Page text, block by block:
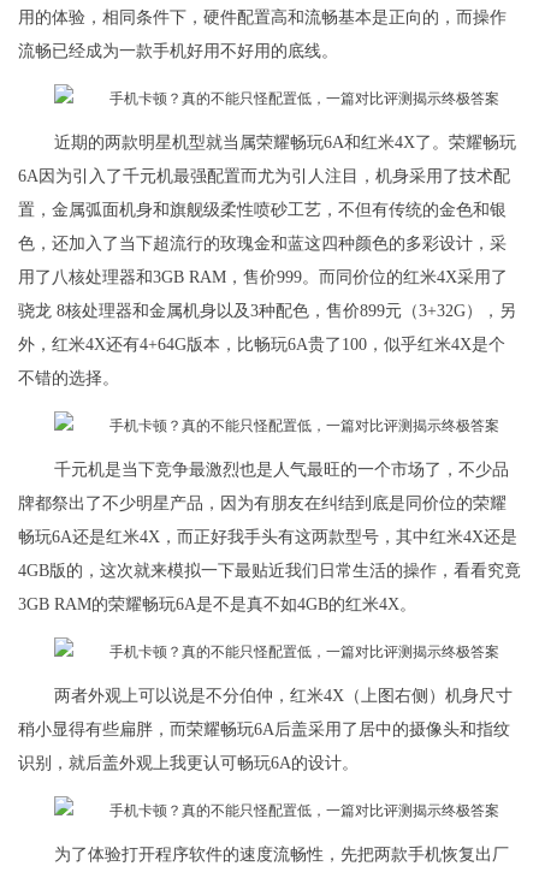
用的体验，相同条件下，硬件配置高和流畅基本是正向的，而操作
流畅已经成为一款手机好用不好用的底线。
近期的两款明星机型就当属荣耀畅玩6A和红米4X了。荣耀畅玩
6A因为引入了千元机最强配置而尤为引人注目，机身采用了技术配
置，金属弧面机身和旗舰级柔性喷砂工艺，不但有传统的金色和银
色，还加入了当下超流行的玫瑰金和蓝这四种颜色的多彩设计，采
用了八核处理器和3GB RAM，售价999。而同价位的红米4X采用了
骁龙 8核处理器和金属机身以及3种配色，售价899元（3+32G），另
外，红米4X还有4+64G版本，比畅玩6A贵了100，似乎红米4X是个
不错的选择。
千元机是当下竞争最激烈也是人气最旺的一个市场了，不少品
牌都祭出了不少明星产品，因为有朋友在纠结到底是同价位的荣耀
畅玩6A还是红米4X，而正好我手头有这两款型号，其中红米4X还是
4GB版的，这次就来模拟一下最贴近我们日常生活的操作，看看究竟
3GB RAM的荣耀畅玩6A是不是真不如4GB的红米4X。
两者外观上可以说是不分伯仲，红米4X（上图右侧）机身尺寸
稍小显得有些扁胖，而荣耀畅玩6A后盖采用了居中的摄像头和指纹
识别，就后盖外观上我更认可畅玩6A的设计。
为了体验打开程序软件的速度流畅性，先把两款手机恢复出厂